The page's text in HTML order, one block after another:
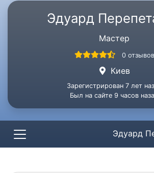
Эдуард
Мастер
0 отзывов
Киев
Зарегистрирован 7 лет
Был на сайте 9 часов
Эдуард